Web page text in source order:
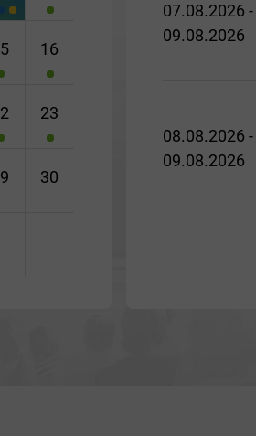
16
23
30
07.08.2026 -
09.08.2026
08.08.2026 -
09.08.2026